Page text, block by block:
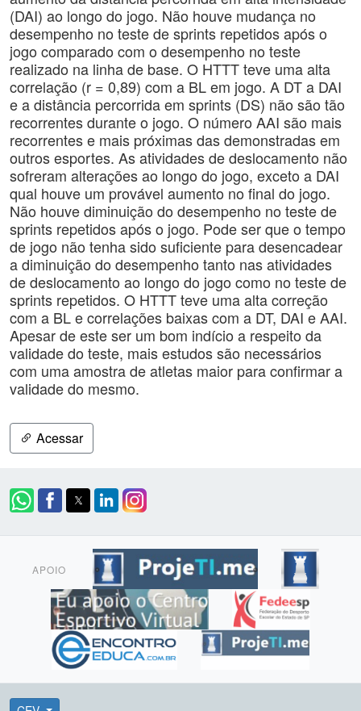
(DAI) ao longo do jogo. Não houve mudança no
desempenho no teste de sprints repetidos após o
jogo comparado com o desempenho no teste
realizado na linha de base. O HTTT teve uma alta
correlação (r = 0,89) com a BL em jogo. A DT a DAI
e a distância percorrida em sprints (DS) não são tão
recorrentes durante o jogo. O número AAI são mais
recorrentes e mais próximas das demonstradas em
outros esportes. As atividades de deslocamento não
sofreram alterações ao longo do jogo, exceto a DAI
qual houve um provável aumento no final do jogo.
Não houve diminuição do desempenho no teste de
sprints repetidos após o jogo. Pode ser que o tempo
de jogo não tenha sido suficiente para desencadear
a diminuição do desempenho tanto nas atividades
de deslocamento ao longo do jogo como no teste de
sprints repetidos. O HTTT teve uma alta correção
com a BL e correlações baixas com a DT, DAI e AAI.
Apesar de este ser um bom indício a respeito da
validade do teste, mais estudos são necessários
com uma amostra de atletas maior para confirmar a
validade do mesmo.
Acessar
APOIO